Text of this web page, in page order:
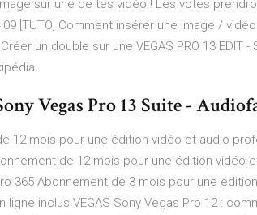
sur une de tes vidéo ! Les votes
[TUTO] Comment insérer une image /
un double sur une VEGAS PRO 13 EDIT
Vegas Pro 13 Suite -
12 mois pour une édition vidéo et audio
de 12 mois pour une édition vidéo
365 Abonnement de 3 mois pour une
inclus VEGAS Sony Vegas Pro 12 :